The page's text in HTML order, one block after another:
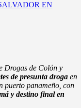
Drogas de Colón y
de presunta droga en
puerto panameño, con
y destino final en